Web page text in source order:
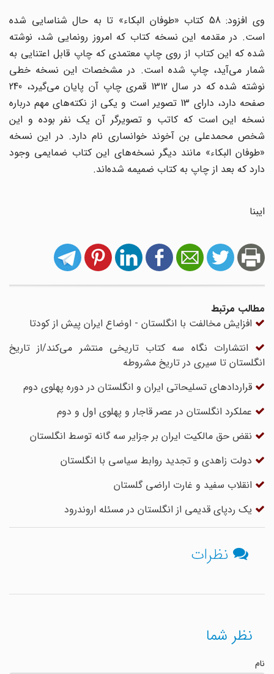
وی افزود: 58 کتاب «طوفان البکاء» تا به حال شناسایی شده
است. در مقدمه این نسخه کتاب که امروز رونمایی شد، نوشته
شده که این کتاب از روی چاپ معتمدی که چاپ قابل اعتنایی به
شمار می‌آید، چاپ شده است. در مشخصات این نسخه خطی
نوشته شده که در سال 1312 قمری چاپ آن پایان می‌گیرد، 240
صفحه دارد، دارای 13 تصویر است و یکی از نکته‌های مهم درباره
نسخه این است که کاتب و تصویرگر آن یک نفر بوده و این
شخص محمدعلی بن آخوند خوانساری نام دارد. در این نسخه
«طوفان البکاء» مانند دیگر نسخه‌های این کتاب ضمایمی وجود
دارد که بعد از چاپ به کتاب ضمیمه شده‌اند.
ایبنا
مطالب مرتبط
افزایش مخالفت با انگلستان - اوضاع ایران پیش از کودتا
انتشارات نگاه سه کتاب تاریخی منتشر می‌کند/از تاریخ
انگلستان تا سیری در تاریخ مشروطه
قراردادهای تسلیحاتی ایران و انگلستان در دوره پهلوی دوم
عملکرد انگلستان در عصر قاجار و پهلوی اول و دوم
نقض حق مالکیت ایران بر جزایر سه گانه توسط انگلستان
دولت زاهدی و تجدید روابط سیاسی با انگلستان
انقلاب سفید و غارت اراضی گلستان
یک ردپای قدیمی از انگلستان در مسئله اروندرود
نظرات
نظر شما